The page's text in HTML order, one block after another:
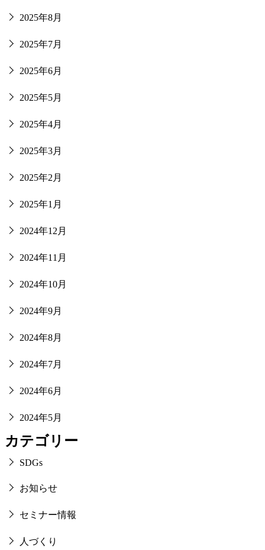
2025年8月
2025年7月
2025年6月
2025年5月
2025年4月
2025年3月
2025年2月
2025年1月
2024年12月
2024年11月
2024年10月
2024年9月
2024年8月
2024年7月
2024年6月
2024年5月
カテゴリー
SDGs
お知らせ
セミナー情報
人づくり